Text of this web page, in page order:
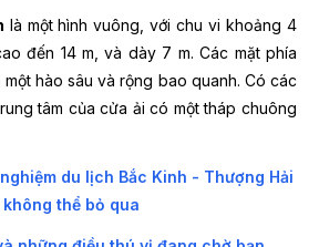
là một hình vuông, với chu vi khoảng 4
đến 14 m, và dày 7 m. Các mặt phía
hào sâu và rộng bao quanh. Có các
tâm của cửa ải có một tháp chuông
du lịch Bắc Kinh - Thượng Hải
không thể bỏ qua